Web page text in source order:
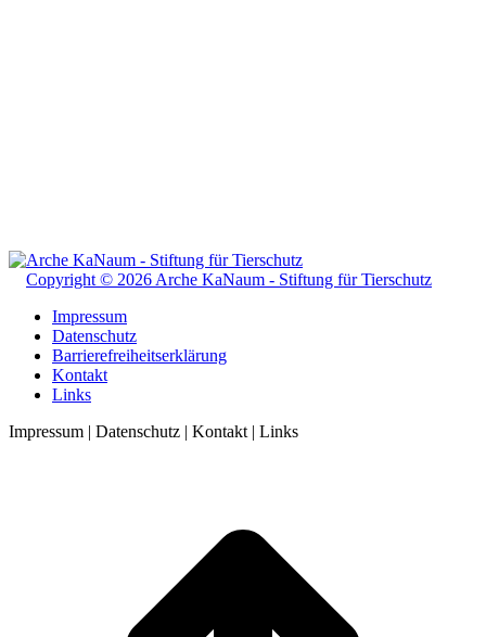
Copyright © 2026 Arche KaNaum - Stiftung für Tierschutz
Impressum
Datenschutz
Barrierefreiheitserklärung
Kontakt
Links
Impressum | Datenschutz | Kontakt | Links